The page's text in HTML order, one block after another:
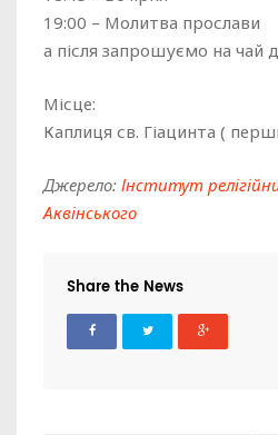
19:00 – Молитва прослави
а після запрошуємо на чай
Місце:
Каплиця св. Гіацинта (
Джерело: Інститут
Аквінського
Share the News